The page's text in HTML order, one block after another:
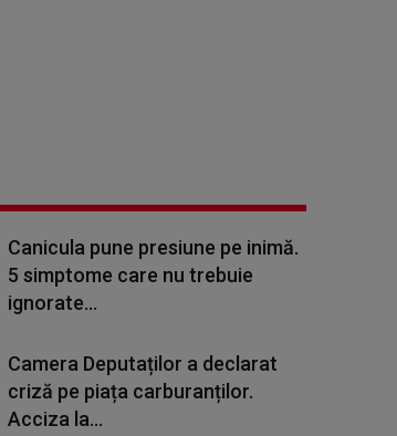
Canicula pune presiune pe inimă.
5 simptome care nu trebuie
ignorate...
Camera Deputaților a declarat
criză pe piața carburanților.
Acciza la...